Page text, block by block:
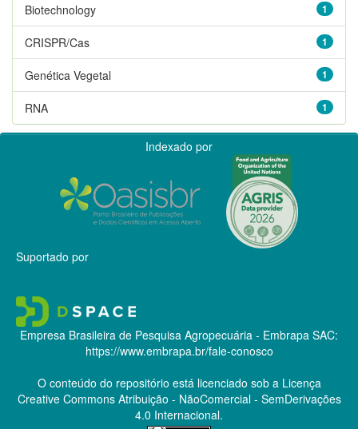
1
Biotechnology
1
CRISPR/Cas
1
Genética Vegetal
1
RNA
Indexado por
Suportado por
Empresa Brasileira de Pesquisa Agropecuária - Embrapa SAC:
https://www.embrapa.br/fale-conosco
O conteúdo do repositório está licenciado sob a Licença
Creative CommonsAtribuição - NãoComercial - SemDerivações
4.0 Internacional.